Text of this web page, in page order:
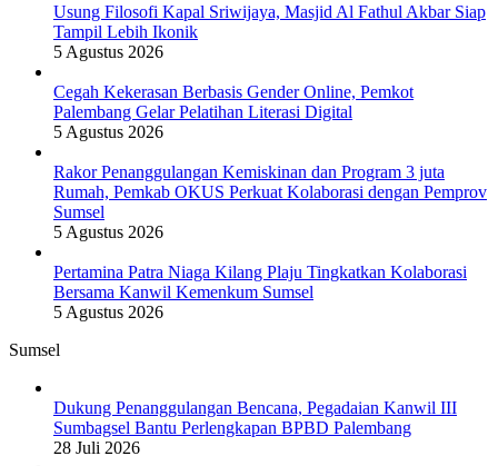
Usung Filosofi Kapal Sriwijaya, Masjid Al Fathul Akbar Siap
Tampil Lebih Ikonik
5 Agustus 2026
Cegah Kekerasan Berbasis Gender Online, Pemkot
Palembang Gelar Pelatihan Literasi Digital
5 Agustus 2026
Rakor Penanggulangan Kemiskinan dan Program 3 juta
Rumah, Pemkab OKUS Perkuat Kolaborasi dengan Pemprov
Sumsel
5 Agustus 2026
Pertamina Patra Niaga Kilang Plaju Tingkatkan Kolaborasi
Bersama Kanwil Kemenkum Sumsel
5 Agustus 2026
Sumsel
Dukung Penanggulangan Bencana, Pegadaian Kanwil III
Sumbagsel Bantu Perlengkapan BPBD Palembang
28 Juli 2026